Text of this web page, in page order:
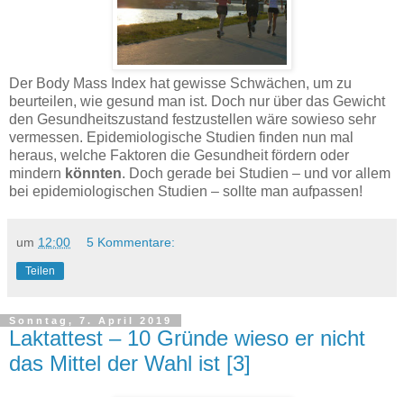
Der Body Mass Index hat gewisse Schwächen, um zu
beurteilen, wie gesund man ist. Doch nur über das Gewicht
den Gesundheitszustand festzustellen wäre sowieso sehr
vermessen. Epidemiologische Studien finden nun mal
heraus, welche Faktoren die Gesundheit fördern oder
mindern könnten. Doch gerade bei Studien – und vor allem
bei epidemiologischen Studien – sollte man aufpassen!
um 12:00 5 Kommentare:
Teilen
Sonntag, 7. April 2019
Laktattest – 10 Gründe wieso er nicht
das Mittel der Wahl ist [3]